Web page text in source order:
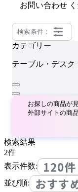
お問い合わせ
検索条件：
カテゴリー
テーブル・デスク
お探しの商品が
外部サイトの商
検索結果
2件
表示件数:
120件
並び順: おすす